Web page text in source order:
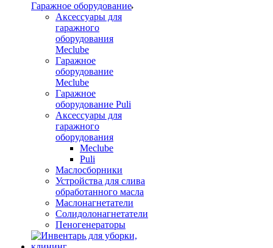
Гаражное оборудование
Аксессуары для
гаражного
оборудования
Meclube
Гаражное
оборудование
Meclube
Гаражное
оборудование Puli
Аксессуары для
гаражного
оборудования
Meclube
Puli
Маслосборники
Устройства для слива
обработанного масла
Маслонагнетатели
Солидолонагнетатели
Пеногенераторы